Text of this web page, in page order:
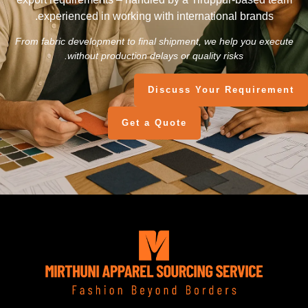
experienced in working with international brands.
From fabric development to final shipment, we help you execute
without production delays or quality risks.
Discuss Your Requirement
Get a Quote